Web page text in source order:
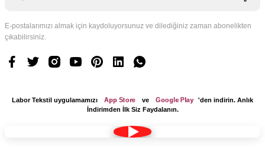
E-postalarımızı almak için kaydoluyorsunuz ve dilediğiniz zaman abonelikten
çıkabilirsiniz.
Labor Tekstil uygulamamızı App Store ve Google Play 'den indirin. Anlık
İndirimden İlk Siz Faydalanın.